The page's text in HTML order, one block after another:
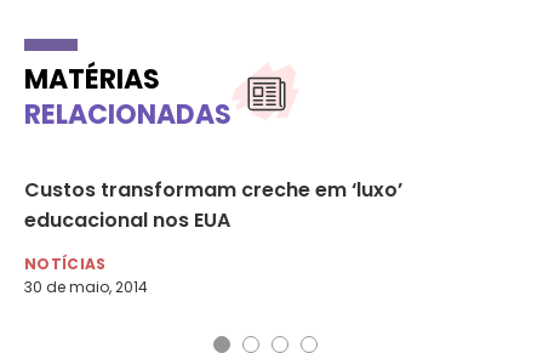
MATÉRIAS
RELACIONADAS
Custos transformam creche em ‘luxo’
educacional nos EUA
NOTÍCIAS
30 de maio, 2014